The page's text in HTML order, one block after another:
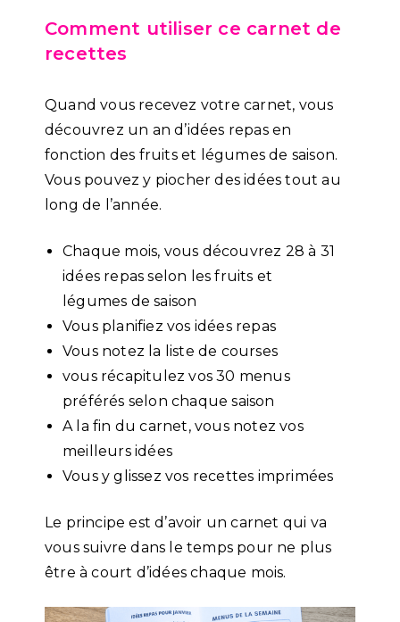
Comment utiliser ce carnet de
recettes
Quand vous recevez votre carnet, vous
découvrez un an d’idées repas en
fonction des fruits et légumes de saison.
Vous pouvez y piocher des idées tout au
long de l’année.
Chaque mois, vous découvrez 28 à 31
idées repas selon les fruits et
légumes de saison
Vous planifiez vos idées repas
Vous notez la liste de courses
vous récapitulez vos 30 menus
préférés selon chaque saison
A la fin du carnet, vous notez vos
meilleurs idées
Vous y glissez vos recettes imprimées
Le principe est d’avoir un carnet qui va
vous suivre dans le temps pour ne plus
être à court d’idées chaque mois.